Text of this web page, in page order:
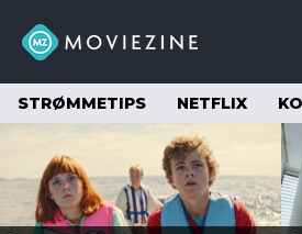
STRØMMETIPS NETFLIX